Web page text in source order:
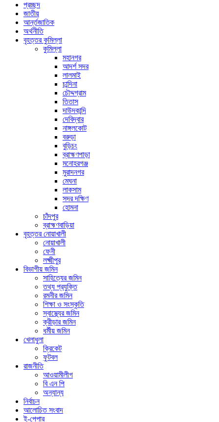
প্রচ্ছদ
জাতীয়
আর্ন্তজাতিক
অর্থনীতি
বৃহত্তর কুমিল্লা
কুমিল্লা
মহানগর
আদর্শ সদর
লালমাই
চান্দিনা
চৌদ্দগ্রাম
তিতাস
দাউদকান্দি
দেবিদ্বার
নাঙ্গলকোট
বরুড়া
বুড়িচং
ব্রাহ্মণপাড়া
মনোহরগঞ্জ
মুরাদনগর
মেঘনা
লাকসাম
সদর দক্ষিণ
হোমনা
চাঁদপুর
ব্রাহ্মণবাড়িয়া
বৃহত্তর নোয়াখালী
নোয়াখালী
ফেনী
লক্ষ্মীপুর
বিভাগীয় জমিন
সাহিত্যের জমিন
তথ্য প্রযুক্তি
রমনীর জমিন
শিক্ষা ও সংস্কৃতি
স্বাস্থ্যের জমিন
ক্রীড়ার জমিন
ধর্মীয় জমিন
খেলাধুলা
ক্রিকেট
ফুটবল
রাজনীতি
আওয়ামীলীগ
বি এন পি
অন্যান্য
নির্বাচন
আলোচিত সংবাদ
ই-পেপার